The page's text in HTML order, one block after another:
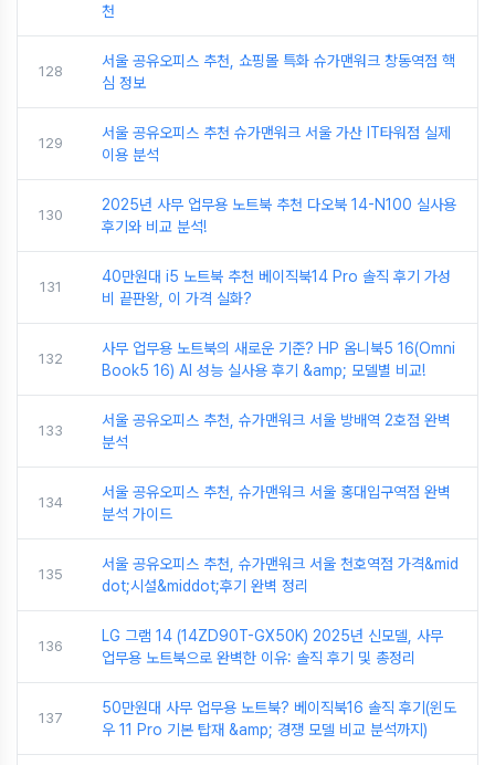
천
128
서울 공유오피스 추천, 쇼핑몰 특화 슈가맨워크 창동역점 핵
심 정보
129
서울 공유오피스 추천 슈가맨워크 서울 가산 IT타워점 실제
이용 분석
130
2025년 사무 업무용 노트북 추천 다오북 14-N100 실사용
후기와 비교 분석!
131
40만원대 i5 노트북 추천 베이직북14 Pro 솔직 후기 가성
비 끝판왕, 이 가격 실화?
132
사무 업무용 노트북의 새로운 기준? HP 옴니북5 16(Omni
Book5 16) AI 성능 실사용 후기 &amp; 모델별 비교!
133
서울 공유오피스 추천, 슈가맨워크 서울 방배역 2호점 완벽
분석
134
서울 공유오피스 추천, 슈가맨워크 서울 홍대입구역점 완벽
분석 가이드
135
서울 공유오피스 추천, 슈가맨워크 서울 천호역점 가격&mid
dot;시설&middot;후기 완벽 정리
136
LG 그램 14 (14ZD90T-GX50K) 2025년 신모델, 사무
업무용 노트북으로 완벽한 이유: 솔직 후기 및 총정리
137
50만원대 사무 업무용 노트북? 베이직북16 솔직 후기(윈도
우 11 Pro 기본 탑재 &amp; 경쟁 모델 비교 분석까지)